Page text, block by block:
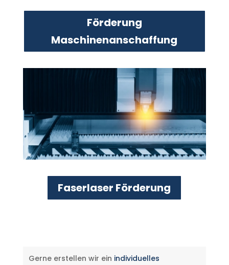
Förderung
Maschinenanschaffung
Faserlaser Förderung
Gerne erstellen wir ein individuelles